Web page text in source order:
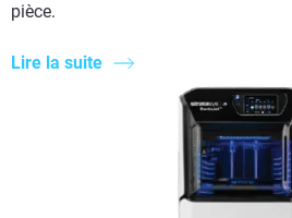
pièce.
Lire la suite